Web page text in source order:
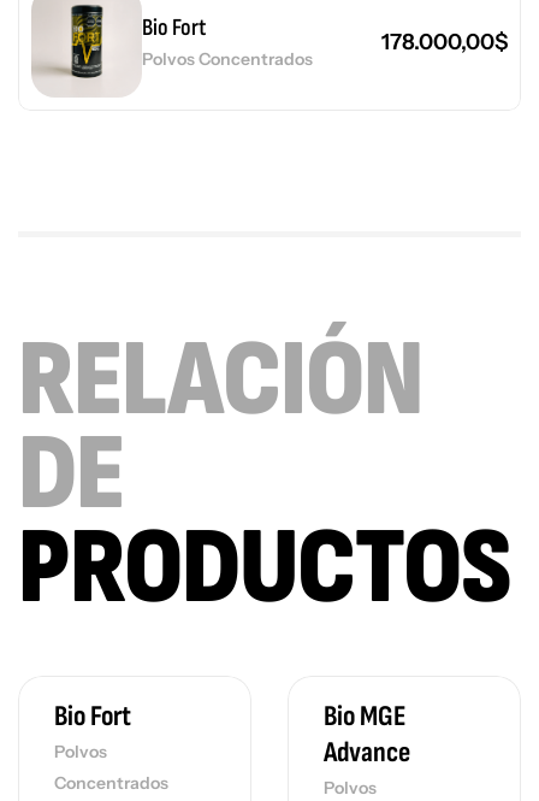
Bio Fort
Polvos Concentrados
178.000,00$
RELACIÓN
DE
PRODUCTOS
Bio Fort
Polvos
Concentrados
Bio MGE
Advance
Polvos